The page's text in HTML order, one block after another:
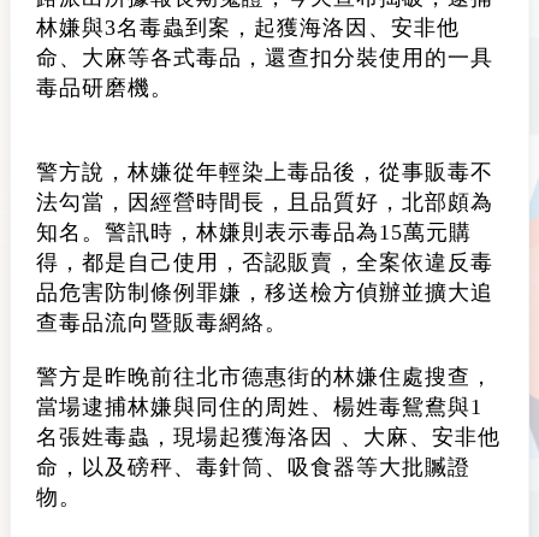
林嫌與3名毒蟲到案，起獲海洛因、安非他
命、大麻等各式毒品，還查扣分裝使用的一具
毒品研磨機。
警方說，林嫌從年輕染上毒品後，從事販毒不
法勾當，因經營時間長，且品質好，北部頗為
知名。警訊時，林嫌則表示毒品為15萬元購
得，都是自己使用，否認販賣，全案依違反毒
品危害防制條例罪嫌，移送檢方偵辦並擴大追
查毒品流向暨販毒網絡。
警方是昨晚前往北市德惠街的林嫌住處搜查，
當場逮捕林嫌與同住的周姓、楊姓毒鴛鴦與1
名張姓毒蟲，現場起獲海洛因 、大麻、安非他
命，以及磅秤、毒針筒、吸食器等大批贓證
物。